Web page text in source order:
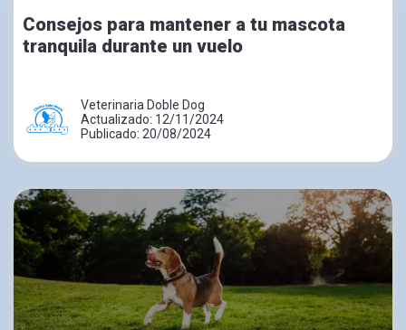
Consejos para mantener a tu mascota
tranquila durante un vuelo
Veterinaria Doble Dog
Actualizado: 12/11/2024
Publicado: 20/08/2024